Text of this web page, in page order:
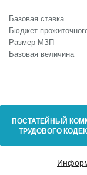
Базовая ставка
Бюджет
Размер МЗП
Базовая величина
ПОСТАТЕЙНЫЙ
ТРУДОВОГО